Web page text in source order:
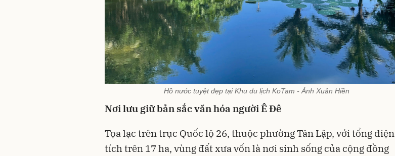
Hồ nước tuyệt đẹp tại Khu du lịch KoTam - Ảnh Xuân Hiền
Nơi lưu giữ bản sắc văn hóa người Ê Đê
Tọa lạc trên trục Quốc lộ 26, thuộc phường Tân Lập, với tổng diện
tích trên 17 ha, vùng đất xưa vốn là nơi sinh sống của cộng đồng